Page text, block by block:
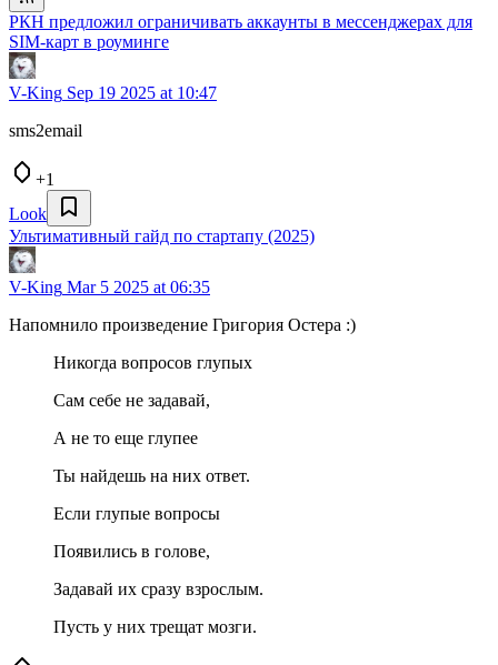
РКН предложил ограничивать аккаунты в мессенджерах для
SIM-карт в роуминге
V-King Sep 19 2025 at 10:47
sms2email
+1
Look
Ультимативный гайд по стартапу (2025)
V-King Mar 5 2025 at 06:35
Напомнило произведение Григория Остера :)
Никогда вопросов глупых
Сам себе не задавай,
А не то еще глупее
Ты найдешь на них ответ.
Если глупые вопросы
Появились в голове,
Задавай их сразу взрослым.
Пусть у них трещат мозги.